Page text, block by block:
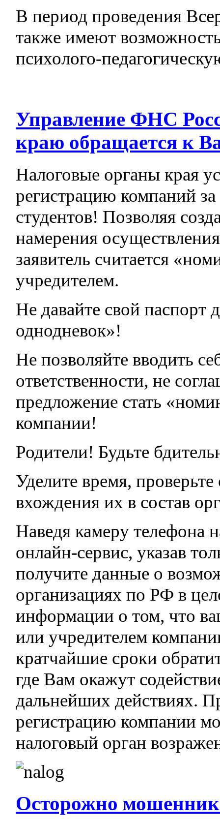
В период проведения
также имеют
психолого-
Управление ФНС
краю обращается к
Налоговые органы края
регистрацию компаний
студентов! Позволяя
намерения
заявитель считается
учредителем.
Не давайте свой паспорт
однодневок»!
Не позволяйте вводить
ответственности, не
предложение стать
компании!
Родители! Будьте
Уделите время,
вхождения их в состав
Наведя камеру телефона
онлайн-сервис, указав
получите данные о
организациях по РФ в
информации о том, что
или учредителем
кратчайшие сроки
где Вам окажут
дальнейших действиях.
регистрацию компании
налоговый орган
Осторожно